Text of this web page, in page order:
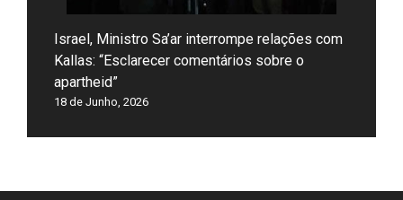
Israel, Ministro Sa’ar interrompe relações com
Kallas: “Esclarecer comentários sobre o
apartheid”
18 de Junho, 2026